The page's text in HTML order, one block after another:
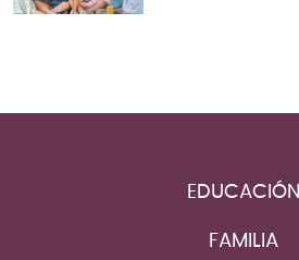
EDUCACIÓN
FAMILIA